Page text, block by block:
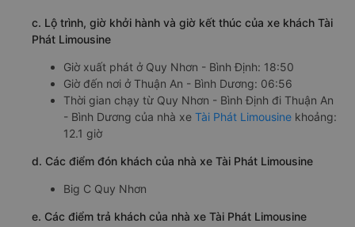
c. Lộ trình, giờ khởi hành và giờ kết thúc của xe khách Tài
Phát Limousine
Giờ xuất phát ở Quy Nhơn - Bình Định: 18:50
Giờ đến nơi ở Thuận An - Bình Dương: 06:56
Thời gian chạy từ Quy Nhơn - Bình Định đi Thuận An
- Bình Dương của nhà xe Tài Phát Limousine khoảng:
12.1 giờ
d. Các điểm đón khách của nhà xe Tài Phát Limousine
Big C Quy Nhơn
e. Các điểm trả khách của nhà xe Tài Phát Limousine